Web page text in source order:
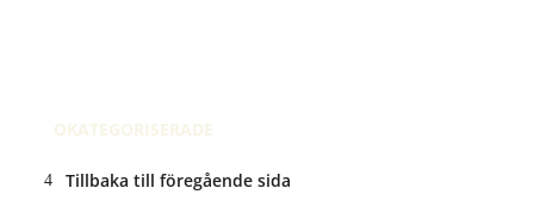
OKATEGORISERADE
Tillbaka till föregående sida